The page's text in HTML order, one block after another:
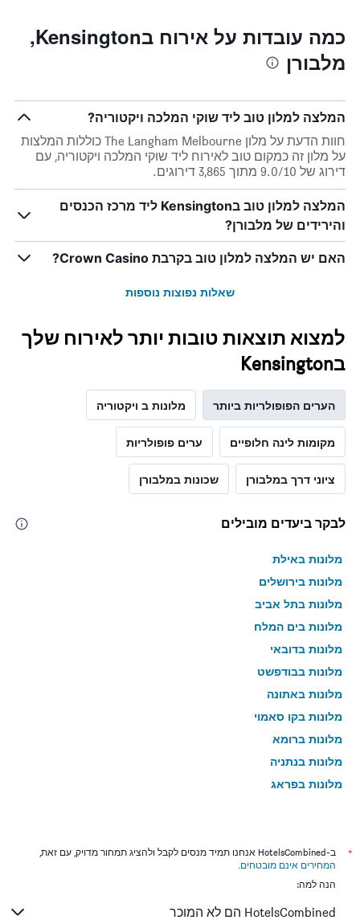
כמה עובדות על אירוח בKensington,
מלבורן
המלצה למלון טוב ליד שוקי המלכה ויקטוריה?
חוות הדעת על מלון The Langham Melbourne כוללות המלצות
על מלון זה כמקום טוב לאירוח ליד שוקי המלכה ויקטוריה, עם
דירוג של 9.0/10 מתוך 3,865 דירוגים.
המלצה למלון טוב בKensington ליד מרכז הכנסים
והירידים של מלבורן?
האם יש המלצה למלון טוב בקרבת Crown Casino?
שאלות נפוצות נוספות
למצוא תוצאות טובות יותר לאירוח שלך
בKensington
הערים הפופולריות ביותר מלונות ב ויקטוריה
מקומות לינה חלופיים ערים פופולריות
ציוני דרך במלבורן שכונות במלבורן
לבקר ביעדים מובילים
מלונות באילת
מלונות בירושלים
מלונות בתל אביב
מלונות בים המלח
מלונות בדובאי
מלונות בבודפשט
מלונות באתונה
מלונות בקו סאמוי
מלונות ברומא
מלונות בנתניה
מלונות בפראג
מלונות בניו יורק
מלונות בבנגקוק
מלונות בבוקרשט
*
ב-HotelsCombined אנחנו תמיד מנסים לקבל ולהציג תמחור מדויק, עם זאת,
המחירים אינם מובטחים.
הנה למה:
HotelsCombined הם לא המוכר